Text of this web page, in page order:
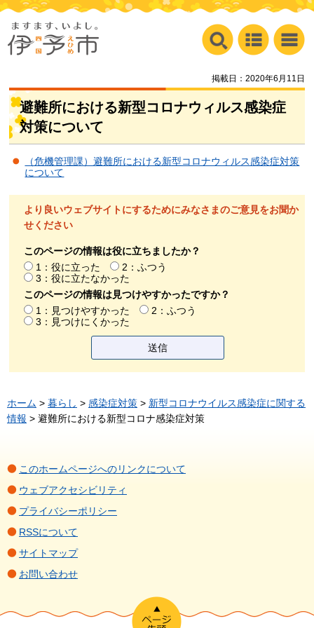
掲載日：2020年6月11日
避難所における新型コロナウィルス感染症
対策について
（危機管理課）避難所における新型コロナウィルス感染症対策
について
より良いウェブサイトにするためにみなさまのご意見をお聞か
せください
このページの情報は役に立ちましたか？
1：役に立った
2：ふつう
3：役に立たなかった
このページの情報は見つけやすかったですか？
1：見つけやすかった
2：ふつう
3：見つけにくかった
ホーム > 暮らし > 感染症対策 > 新型コロナウイルス感染症に関する
情報 > 避難所における新型コロナ感染症対策
このホームページへのリンクについて
ウェブアクセシビリティ
プライバシーポリシー
RSSについて
サイトマップ
お問い合わせ